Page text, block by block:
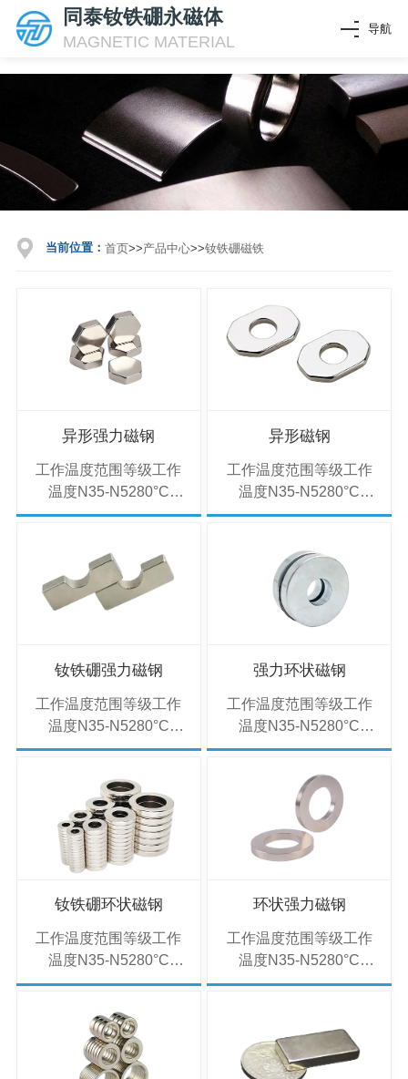
同泰钕铁硼永磁体
MAGNETIC MATERIAL
导航
当前位置： 首页>>产品中心>>钕铁硼磁铁
异形强力磁钢
工作温度范围等级工作
温度N35-N5280°C
(176°F)33M-48M100°C
(248°F)30SH-
45SH150°C
(302°F)30UH-
38EH200°C
35AH220°C (428°F)说
明：异形磁钢的优势：
通过弧形、瓦型等设计
减少磁路漏磁，···
异形磁钢
工作温度范围等级工作
温度N35-N5280°C
(176°F)33M-48M100°C
(248°F)30SH-
45SH150°C
(302°F)30UH-
40UH180°C
38EH200°C
35AH220°C (428°F)说
明：异形磁钢的优势：
通过弧形、瓦型等设计
减少磁路漏磁，···
钕铁硼强力磁钢
工作温度范围等级工作
温度N35-N5280°C
(176°F)33M-48M100°C
(248°F)30SH-
45SH150°C
(302°F)30UH-
40UH180°C
(356°F)28EH-
38EH200°C
35AH220°C (428°F)说
明：异形磁钢的优势：
通过弧形、瓦型等设计
减少磁路漏磁，···
强力环状磁钢
工作温度范围等级工作
温度N35-N5280°C
(176°F)33M-48M100°C
(248°F)30SH-
45SH150°C
(302°F)30UH-
40UH180°C
38EH200°C
35AH220°C (428°F)说
明：环形设计优势：通
过优化磁路减少漏磁，
钕铁硼环状磁钢
工作温度范围等级工作
温度N35-N5280°C
(176°F)33M-48M100°C
(248°F)30SH-
45SH150°C
(302°F)30UH-
环状强力磁钢
工作温度范围等级工作
温度N35-N5280°C
(176°F)33M-48M100°C
(248°F)30SH-
45SH150°C
(302°F)30UH-